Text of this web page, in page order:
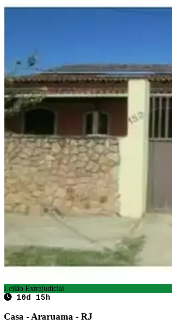
Leilão Extrajudicial
10d 15h
Casa - Araruama - RJ